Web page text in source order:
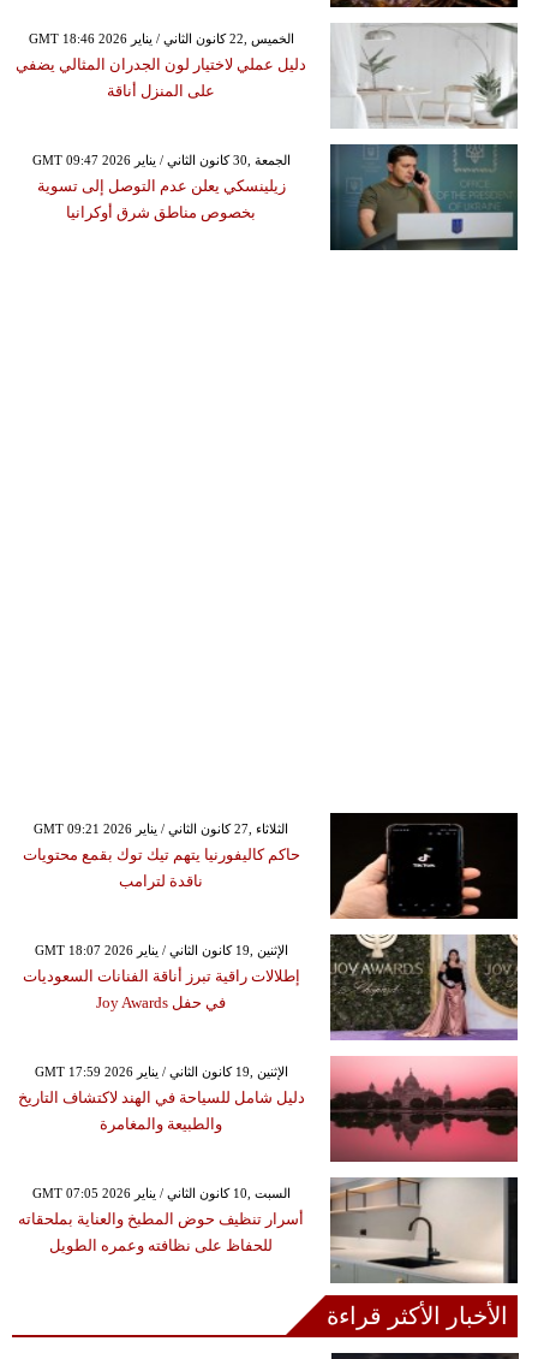
GMT 18:46 2026 الخميس ,22 كانون الثاني / يناير
دليل عملي لاختيار لون الجدران المثالي يضفي
على المنزل أناقة
GMT 09:47 2026 الجمعة ,30 كانون الثاني / يناير
زيلينسكي يعلن عدم التوصل إلى تسوية
بخصوص مناطق شرق أوكرانيا
GMT 09:21 2026 الثلاثاء ,27 كانون الثاني / يناير
حاكم كاليفورنيا يتهم تيك توك بقمع محتويات
ناقدة لترامب
GMT 18:07 2026 الإثنين ,19 كانون الثاني / يناير
إطلالات راقية تبرز أناقة الفنانات السعوديات
في حفل Joy Awards
GMT 17:59 2026 الإثنين ,19 كانون الثاني / يناير
دليل شامل للسياحة في الهند لاكتشاف التاريخ
والطبيعة والمغامرة
GMT 07:05 2026 السبت ,10 كانون الثاني / يناير
أسرار تنظيف حوض المطبخ والعناية بملحقاته
للحفاظ على نظافته وعمره الطويل
الأخبار الأكثر قراءة